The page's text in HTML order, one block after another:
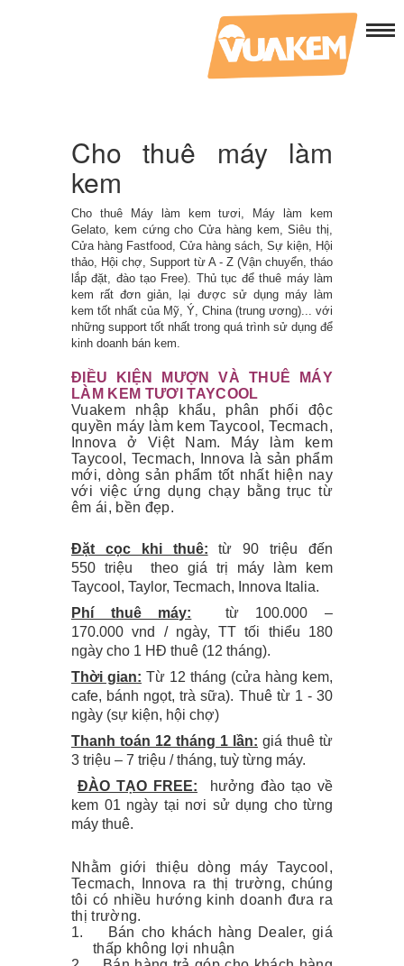
Cho thuê máy làm
kem
Cho thuê Máy làm kem tươi, Máy làm kem
Gelato, kem cứng cho Cửa hàng kem, Siêu thị,
Cửa hàng Fastfood, Cửa hàng sách, Sự kiện, Hội
thảo, Hội chợ, Support từ A - Z (Vận chuyển, tháo
lắp đặt, đào tạo Free). Thủ tục để thuê máy làm
kem rất đơn giản, lại được sử dụng máy làm
kem tốt nhất của Mỹ, Ý, China (trung ương)... với
những support tốt nhất trong quá trình sử dụng để
kinh doanh bán kem.
ĐIỀU KIỆN MƯỢN VÀ THUÊ MÁY
LÀM KEM TƯƠI TAYCOOL
Vuakem nhập khẩu, phân phối độc
quyền máy làm kem Taycool, Tecmach,
Innova ở Việt Nam. Máy làm kem
Taycool, Tecmach, Innova là sản phẩm
mới, dòng sản phẩm tốt nhất hiện nay
với việc ứng dụng chạy bằng trục từ
êm ái, bền đẹp.
Đặt cọc khi thuê: từ 90 triệu đến
550 triệu theo giá trị máy làm kem
Taycool, Taylor, Tecmach, Innova Italia.
Phí thuê máy: từ 100.000 –
170.000 vnd / ngày, TT tối thiểu 180
ngày cho 1 HĐ thuê (12 tháng).
Thời gian: Từ 12 tháng (cửa hàng kem,
cafe, bánh ngọt, trà sữa). Thuê từ 1 - 30
ngày (sự kiện, hội chợ)
Thanh toán 12 tháng 1 lần: giá thuê từ
3 triệu – 7 triệu / tháng, tuỳ từng máy.
ĐÀO TẠO FREE: hưởng đào tạo về
kem 01 ngày tại nơi sử dụng cho từng
máy thuê.
Nhằm giới thiệu dòng máy Taycool,
Tecmach, Innova ra thị trường, chúng
tôi có nhiều hướng kinh doanh đưa ra
thị trường.
1.
Bán cho khách hàng Dealer, giá
thấp không lợi nhuận